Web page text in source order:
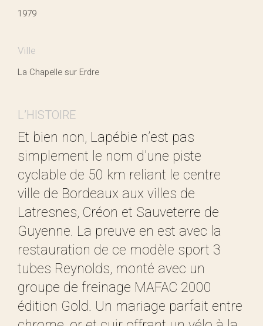
1979
Ville
La Chapelle sur Erdre
L’HISTOIRE
Et bien non, Lapébie n’est pas
simplement le nom d’une piste
cyclable de 50 km reliant le centre
ville de Bordeaux aux villes de
Latresnes, Créon et Sauveterre de
Guyenne. La preuve en est avec la
restauration de ce modèle sport 3
tubes Reynolds, monté avec un
groupe de freinage MAFAC 2000
édition Gold. Un mariage parfait entre